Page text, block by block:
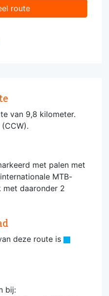
route
van 9,8 kilometer.
met palen met
MTB-
met daaronder 2
deze route is
bij: